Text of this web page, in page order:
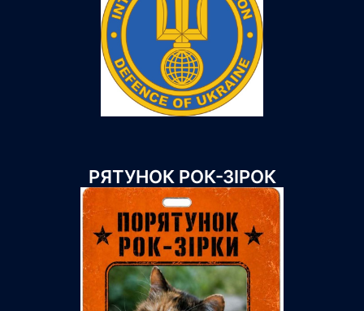
РЯТУНОК РОК-ЗІРОК